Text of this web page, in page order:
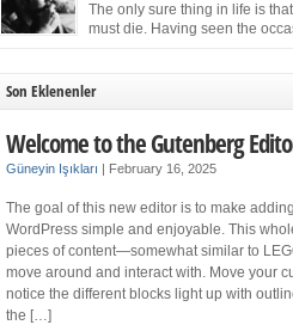
and still feel fatigued when your […]
The only sure thing in life is that
must die. Having seen the
the Cuban Revolution would succumb to that
Son Eklenenler
Welcome to the Gutenberg
Güneyin Işıkları February 16, 2025
The goal of this new editor is to make
WordPress simple and enjoyable. This
pieces of content—somewhat similar to
move around and interact with. Move your
notice the different blocks light up with
the […]